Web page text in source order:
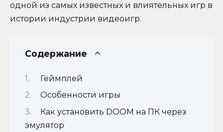
одной из самых известных и влиятельных игр в
истории индустрии видеоигр.
Содержание
Геймплей
Особенности игры
Как установить DOOM на ПК через
эмулятор